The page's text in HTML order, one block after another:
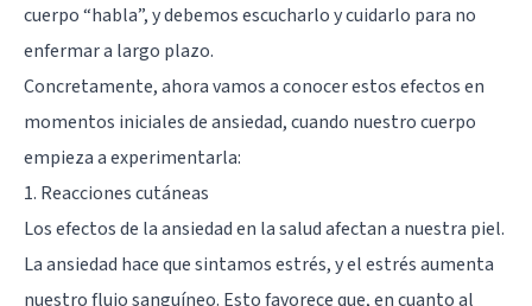
cuerpo “habla”, y debemos escucharlo y cuidarlo para no
enfermar a largo plazo.
Concretamente, ahora vamos a conocer estos efectos en
momentos iniciales de ansiedad, cuando nuestro cuerpo
empieza a experimentarla:
1. Reacciones cutáneas
Los efectos de la ansiedad en la salud afectan a nuestra piel.
La ansiedad hace que sintamos estrés, y el estrés aumenta
nuestro flujo sanguíneo. Esto favorece que, en cuanto al